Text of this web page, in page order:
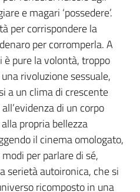
e magari ‘possedere’.
per corrispondere la
per corromperla. A
pure la volontà, troppo
rivoluzione sessuale,
a un clima di crescente
di un corpo
propria bellezza
il cinema omologato,
per parlare di sé,
serietà autoironica, che si
ricomposto in una